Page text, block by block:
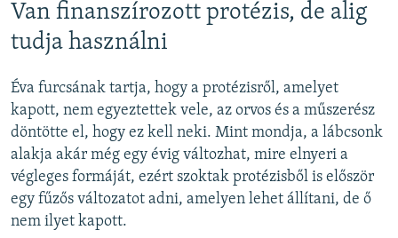
Van finanszírozott protézis, de alig
tudja használni
Éva furcsának tartja, hogy a protézisről, amelyet
kapott, nem egyeztettek vele, az orvos és a műszerész
döntötte el, hogy ez kell neki. Mint mondja, a lábcsonk
alakja akár még egy évig változhat, mire elnyeri a
végleges formáját, ezért szoktak protézisből is először
egy fűzős változatot adni, amelyen lehet állítani, de ő
nem ilyet kapott.